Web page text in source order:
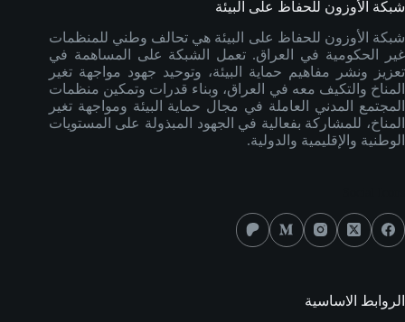
شبكة الأوزون للحفاظ على البيئة
شبكة الأوزون للحفاظ على البيئة هي تحالف وطني للمنظمات
غير الحكومية في العراق. تعمل الشبكة على المساهمة في
تعزيز ونشر مفاهيم حماية البيئة، وتوحيد جهود مواجهة تغير
المناخ والتكيف معه في العراق، وبناء قدرات وتمكين منظمات
المجتمع المدني العاملة في مجال حماية البيئة ومواجهة تغير
المناخ، للمشاركة بفعالية في الجهود المبذولة على المستويات
الوطنية والإقليمية والدولية.
الروابط الاساسية